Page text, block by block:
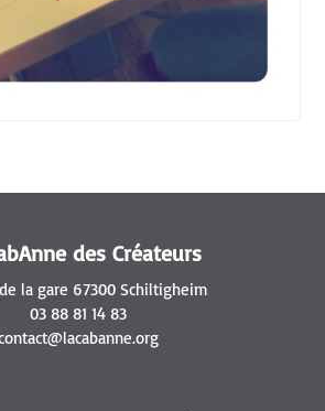
des Créateurs
la gare 67300 Schiltigheim
03 88 81 14 83